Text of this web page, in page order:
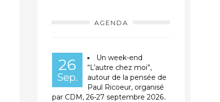
AGENDA
26
Sep.
Un week-end
“L’autre chez moi”,
autour de la pensée de
Paul Ricoeur, organisé
par CDM, 26-27 septembre 2026..